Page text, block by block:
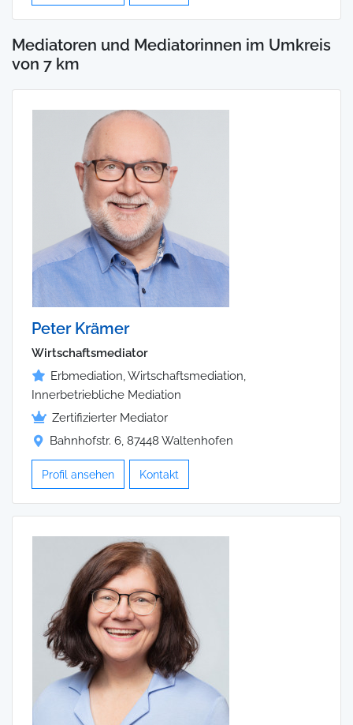
Mediatoren und Mediatorinnen im Umkreis
von 7 km
Peter Krämer
Wirtschaftsmediator
Erbmediation, Wirtschaftsmediation,
Innerbetriebliche Mediation
Zertifizierter Mediator
Bahnhofstr. 6, 87448 Waltenhofen
Profil ansehen Kontakt